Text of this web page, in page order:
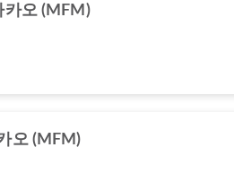
카오 (MFM)
오 (MFM)